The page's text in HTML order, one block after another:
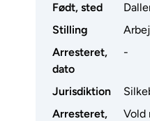
Født, sted
Stilling
Arresteret,
dato
-
Jurisdiktion
Arresteret,
Vold